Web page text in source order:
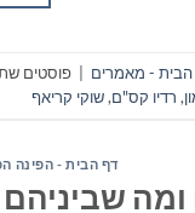
- מאמרים פוסטים
, רדיו קס"ם,שוקי קריאף
דף הבית - הפינה
שביניהם